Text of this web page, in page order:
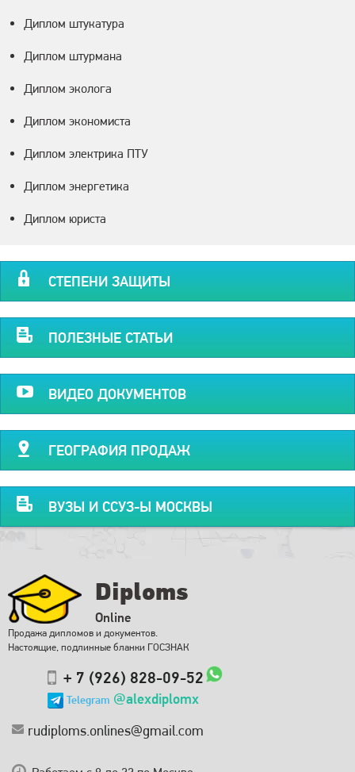
Диплом штукатура
Диплом штурмана
Диплом эколога
Диплом экономиста
Диплом электрика ПТУ
Диплом энергетика
Диплом юриста
СТЕПЕНИ ЗАЩИТЫ
ПОЛЕЗНЫЕ СТАТЬИ
ВИДЕО ДОКУМЕНТОВ
ГЕОГРАФИЯ ПРОДАЖ
ВУЗЫ И ССУЗ-Ы МОСКВЫ
Diploms
Online
Продажа дипломов и документов.
Настоящие, подлинные бланки ГОСЗНАК
+ 7 (926) 828-09-52
Telegram @alexdiplomx
rudiploms.onlines@gmail.com